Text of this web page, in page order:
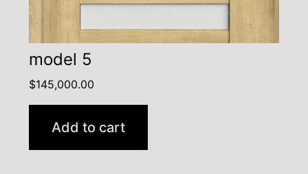
model 5
$145,000.00
Add to cart